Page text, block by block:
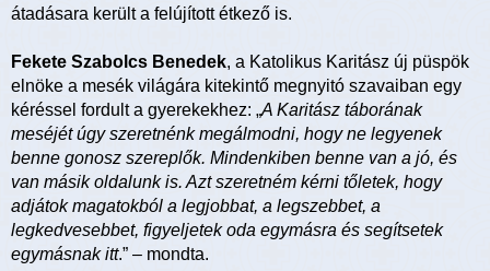
átadásara került a felújított étkező is.
Fekete Szabolcs Benedek, a Katolikus Karitász új püspök
elnöke a mesék világára kitekintő megnyitó szavaiban egy
kéréssel fordult a gyerekekhez: „A Karitász táborának
meséjét úgy szeretnénk megálmodni, hogy ne legyenek
benne gonosz szereplők. Mindenkiben benne van a jó, és
van másik oldalunk is. Azt szeretném kérni tőletek, hogy
adjátok magatokból a legjobbat, a legszebbet, a
legkedvesebbet, figyeljetek oda egymásra és segítsetek
egymásnak itt.” – mondta.